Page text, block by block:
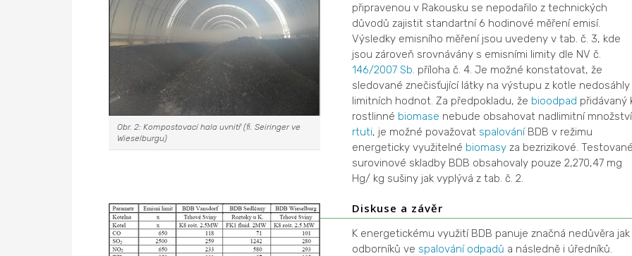
Obr. 2: Kompostovací hala uvnitř (fi. Seiringer ve
Wieselburgu)
připravenou v Rakousku se nepodařilo z technických
důvodů zajistit standartní 6 hodinové měření emisí.
Výsledky emisního měření jsou uvedeny v tab. č. 3, kde
jsou zároveň srovnávány s emisními limity dle NV č.
146/2007 Sb. příloha č. 4. Je možné konstatovat, že
sledované znečisťující látky na výstupu z kotle nedosáhly
limitních hodnot. Za předpokladu, že bioodpad přidávaný
rostlinné biomase nebude obsahovat nadlimitní množství
rtuti, je možné považovat spalováníBDB v režimu
energeticky využitelné biomasyza bezrizikové. Testované
surovinové skladby BDB obsahovaly pouze 2,270,47 mg
Hg/ kg sušiny jak vyplývá z tab. č. 2.
Diskuse a závěr
K energetickému využití BDB panuje značná nedůvěra jak
odborníků ve spalování odpadů a následně i úředníků.